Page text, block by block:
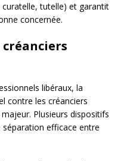
tutelle) et garantit
concernée.
libéraux, la
contre les créanciers
Plusieurs dispositifs
séparation efficace entre